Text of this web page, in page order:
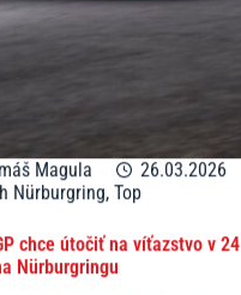
Magula
26.03.2026
Nürburgring, Top
chce útočiť na víťazstvo v 24
Nürburgringu